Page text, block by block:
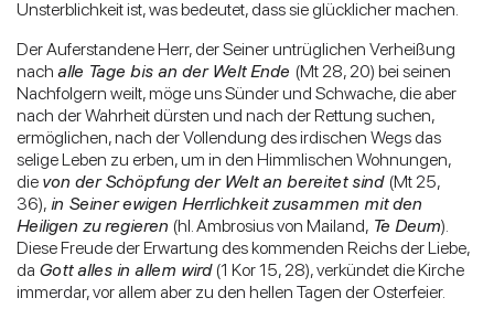
Unsterblichkeit ist, was bedeutet, dass sie glücklicher machen.
Der Auferstandene Herr, der Seiner untrüglichen Verheißung
nach alle Tage bis an der Welt Ende (Mt 28, 20) bei seinen
Nachfolgern weilt, möge uns Sünder und Schwache, die aber
nach der Wahrheit dürsten und nach der Rettung suchen,
ermöglichen, nach der Vollendung des irdischen Wegs das
selige Leben zu erben, um in den Himmlischen Wohnungen,
die von der Schöpfung der Welt an bereitet sind (Mt 25,
36), in Seiner ewigen Herrlichkeit zusammen mit den
Heiligen zu regieren (hl. Ambrosius von Mailand, Te Deum).
Diese Freude der Erwartung des kommenden Reichs der Liebe,
da Gott alles in allem wird(1 Kor 15, 28), verkündet die Kirche
immerdar, vor allem aber zu den hellen Tagen der Osterfeier.